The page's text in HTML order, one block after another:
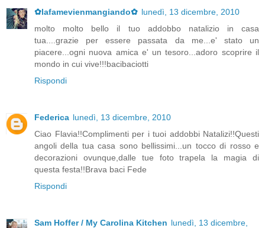
✿lafamevienmangiando✿ lunedì, 13 dicembre, 2010
molto molto bello il tuo addobbo natalizio in casa
tua....grazie per essere passata da me...e' stato un
piacere...ogni nuova amica e' un tesoro...adoro scoprire il
mondo in cui vive!!!bacibaciotti
Rispondi
Federica lunedì, 13 dicembre, 2010
Ciao Flavia!!Complimenti per i tuoi addobbi Natalizi!!Questi
angoli della tua casa sono bellissimi...un tocco di rosso e
decorazioni ovunque,dalle tue foto trapela la magia di
questa festa!!Brava baci Fede
Rispondi
Sam Hoffer / My Carolina Kitchen lunedì, 13 dicembre,